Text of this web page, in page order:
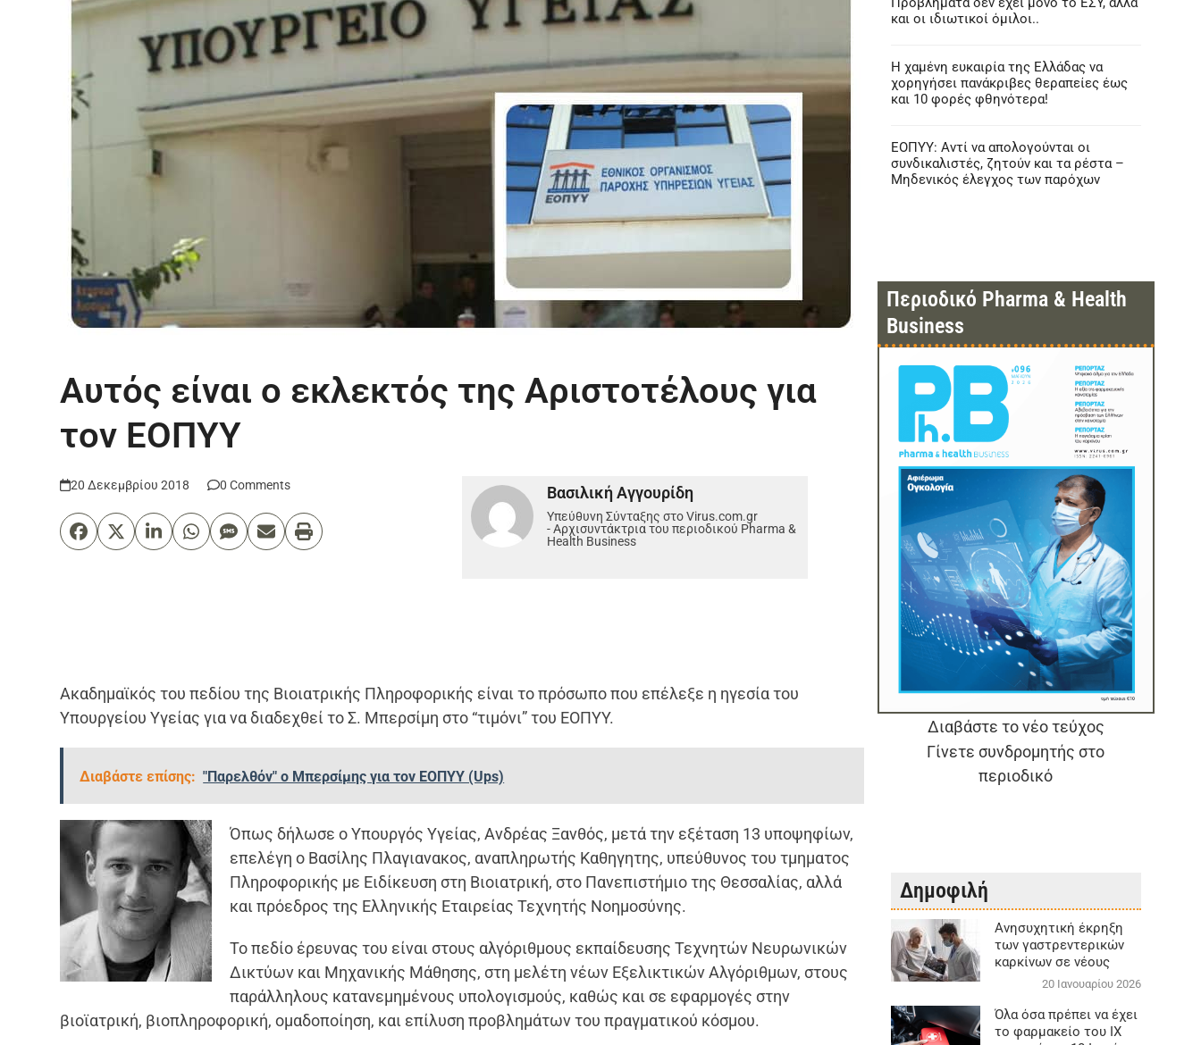
Αυτός είναι ο εκλεκτός της Αριστοτέλους για
τον ΕΟΠΥΥ
20 Δεκεμβρίου 2018 0 Comments Βασιλική Αγγουρίδη
Υπεύθυνη Σύνταξης στο Virus.com.gr
- Αρχισυντάκτρια του περιοδικού Pharma &
Health Business
Ακαδημαϊκός του πεδίου της Βιοιατρικής Πληροφορικής είναι το πρόσωπο που επέλεξε η ηγεσία του
Υπουργείου Υγείας για να διαδεχθεί το Σ. Μπερσίμη στο “τιμόνι” του ΕΟΠΥΥ.
Διαβάστε επίσης: "Παρελθόν" ο Μπερσίμης για τον ΕΟΠΥΥ (Ups)
Όπως δήλωσε ο Υπουργός Υγείας, Ανδρέας Ξανθός, μετά την εξέταση 13 υποψηφίων,
επελέγη ο Βασίλης Πλαγιανακος, αναπληρωτής Καθηγητης, υπεύθυνος του τμηματος
Πληροφορικής με Ειδίκευση στη Βιοιατρική, στο Πανεπιστήμιο της Θεσσαλίας, αλλά
και πρόεδρος της Ελληνικής Εταιρείας Τεχνητής Νοημοσύνης.
Το πεδίο έρευνας του είναι στους αλγόριθμους εκπαίδευσης Τεχνητών Νευρωνικών
Δικτύων και Μηχανικής Μάθησης, στη μελέτη νέων Εξελικτικών Αλγόριθμων, στους
παράλληλους κατανεμημένους υπολογισμούς, καθώς και σε εφαρμογές στην
βιοϊατρική, βιοπληροφορική, ομαδοποίηση, και επίλυση προβλημάτων του πραγματικού κόσμου.
και οι ιδιωτικοί όμιλοι..
Η χαμένη ευκαιρία της Ελλάδας να
χορηγήσει πανάκριβες θεραπείες έως
και 10 φορές φθηνότερα!
ΕΟΠΥΥ: Αντί να απολογούνται οι
συνδικαλιστές, ζητούν και τα ρέστα –
Μηδενικός έλεγχος των παρόχων
Περιοδικό Pharma & Health
Business
Διαβάστε το νέο τεύχος
Γίνετε συνδρομητής στο
περιοδικό
Δημοφιλή
Aνησυχητική έκρηξη
των γαστρεντερικών
καρκίνων σε νέους
20 Ιανουαρίου 2026
Όλα όσα πρέπει να έχει
το φαρμακείο του ΙΧ